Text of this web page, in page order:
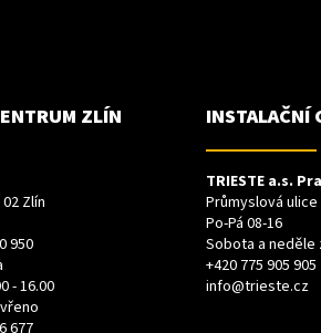
ZLÍN
Zlín
950
- 16.00
677
INSTALAČNÍ
TRIESTE a.s.
Průmyslová
Po-Pá 08-16
Sobota a neděle
+420 775 905 905
info@trieste.cz